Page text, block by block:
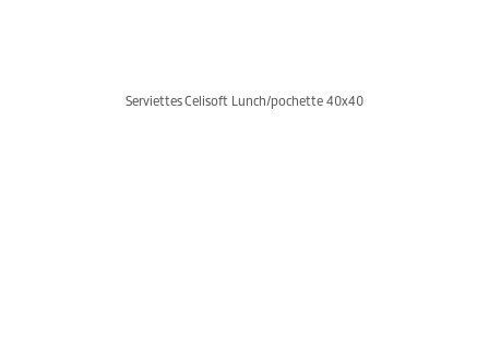
Serviettes Celisoft Lunch/pochette 40x40